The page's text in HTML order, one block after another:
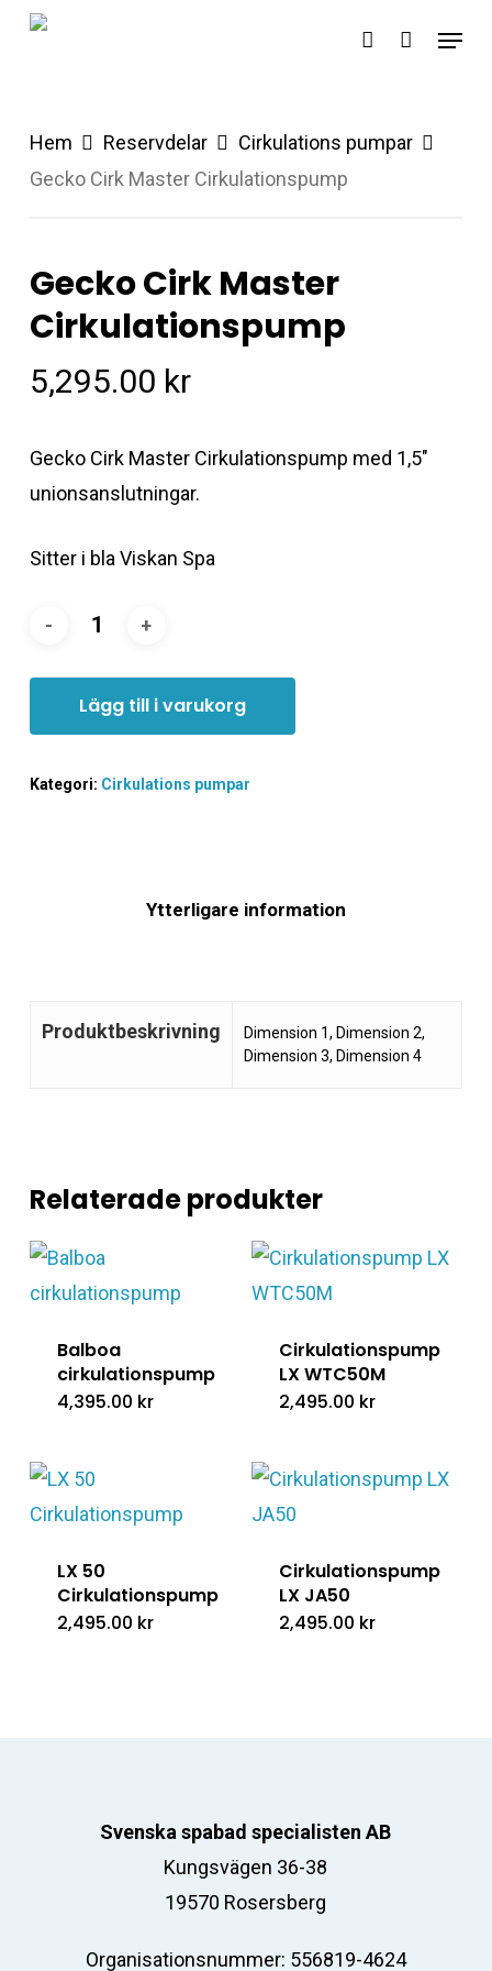
Skip
account
Menu
Hem Reservdelar
Cirkulations pumpar
Gecko Cirk Master Cirkulationspump
Gecko Cirk Master
Cirkulationspump
5,295.00 kr
Gecko Cirk Master Cirkulationspump med 1,5″
unionsanslutningar.
Sitter i bla Viskan Spa
Lägg till i varukorg
Kategori: Cirkulations pumpar
Ytterligare information
Produktbeskrivning
Dimension 1, Dimension 2,
Dimension 3, Dimension 4
Relaterade produkter
Balboa
cirkulationspump
4,395.00 kr
Cirkulationspump
LX WTC50M
2,495.00 kr
LX 50
Cirkulationspump
2,495.00 kr
Cirkulationspump
LX JA50
2,495.00 kr
Svenska spabad specialisten AB
Kungsvägen 36-38
19570 Rosersberg
Organisationsnummer: 556819-4624